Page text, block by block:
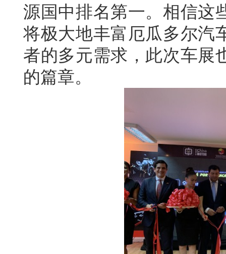
源国中排名第一。相信这
将极大地丰富厄瓜多尔汽
者的多元需求，此次车展
的篇章。